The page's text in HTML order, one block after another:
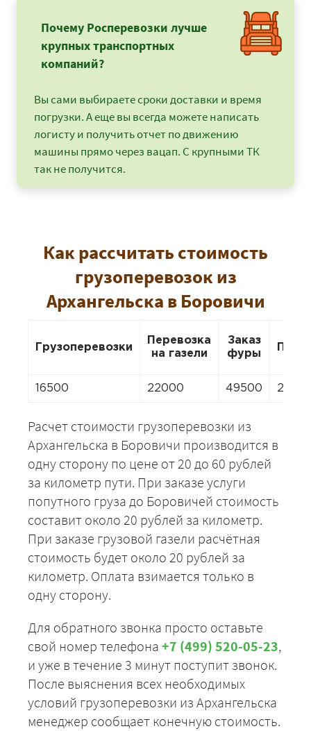
Почему Росперевозки лучше
крупных транспортных
компаний?
Вы сами выбираете сроки доставки и время
погрузки. А еще вы всегда можете написать
логисту и получить отчет по движению
машины прямо через вацап. С крупными ТК
так не получится.
Как рассчитать стоимость
грузоперевозок из
Архангельска в Боровичи
Грузоперевозки
Перевозка
на газели
Заказ
фуры
16500 22000 49500
Расчет стоимости грузоперевозки из
Архангельска в Боровичи производится в
одну сторону по цене от 20 до 60 рублей
за километр пути. При заказе услуги
попутного груза до Боровичей стоимость
составит около 20 рублей за километр.
При заказе грузовой газели расчётная
стоимость будет около 20 рублей за
километр. Оплата взимается только в
одну сторону.
Для обратного звонка просто оставьте
свой номер телефона +7 (499) 520-05-23,
и уже в течение 3 минут поступит звонок.
После выяснения всех необходимых
условий грузоперевозки из Архангельска
менеджер сообщает конечную стоимость.